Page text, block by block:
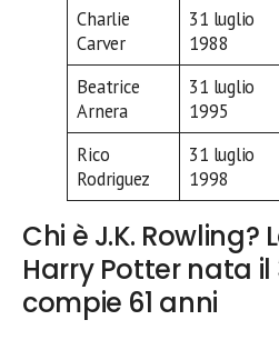
Charlie
Carver
31 luglio
1988
Beatrice
Arnera
31 luglio
1995
Rico
Rodriguez
31 luglio
1998
Chi è J.K. Rowling?
Harry Potter nata il
compie 61 anni